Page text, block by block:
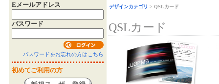
Eメールアドレス
パスワード
パスワードをお忘れの方はこちら
初めてご利用の方
デザインカテゴリ > QSLカード
QSLカード